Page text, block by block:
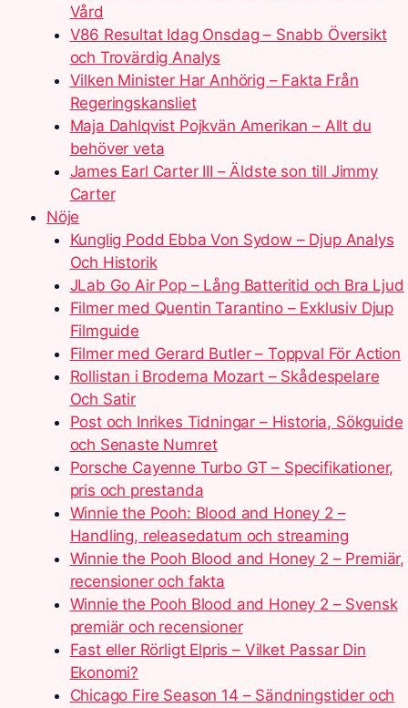
Vård
V86 Resultat Idag Onsdag – Snabb Översikt
och Trovärdig Analys
Vilken Minister Har Anhörig – Fakta Från
Regeringskansliet
Maja Dahlqvist Pojkvän Amerikan – Allt du
behöver veta
James Earl Carter III – Äldste son till Jimmy
Carter
Nöje
Kunglig Podd Ebba Von Sydow – Djup Analys
Och Historik
JLab Go Air Pop – Lång Batteritid och Bra Ljud
Filmer med Quentin Tarantino – Exklusiv Djup
Filmguide
Filmer med Gerard Butler – Toppval För Action
Rollistan i Broderna Mozart – Skådespelare
Och Satir
Post och Inrikes Tidningar – Historia, Sökguide
och Senaste Numret
Porsche Cayenne Turbo GT – Specifikationer,
pris och prestanda
Winnie the Pooh: Blood and Honey 2 –
Handling, releasedatum och streaming
Winnie the Pooh Blood and Honey 2 – Premiär,
recensioner och fakta
Winnie the Pooh Blood and Honey 2 – Svensk
premiär och recensioner
Fast eller Rörligt Elpris – Vilket Passar Din
Ekonomi?
Chicago Fire Season 14 – Sändningstider och